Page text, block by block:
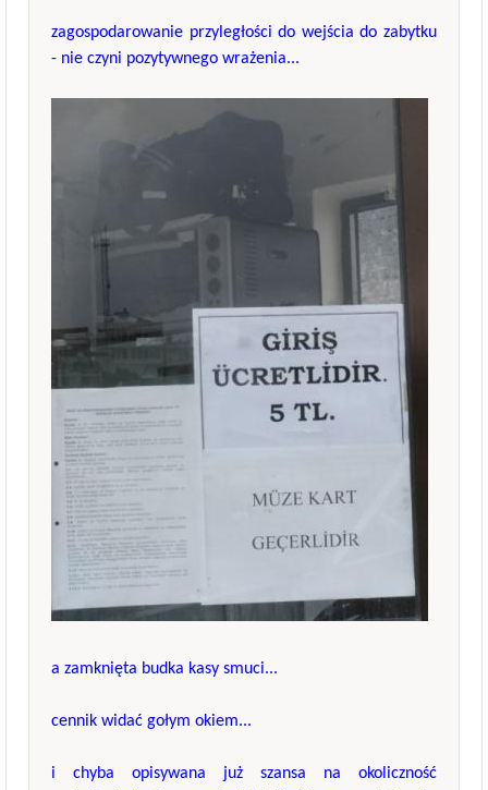
zagospodarowanie przyległości do wejścia do zabytku
- nie czyni pozytywnego wrażenia...
a zamknięta budka kasy smuci...
cennik widać gołym okiem...
i chyba opisywana już szansa na okoliczność